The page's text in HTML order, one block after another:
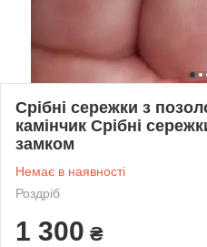
Срібні сережки з
камінчик Срібні
замком
Немає в наявності
Роздріб
1 300 ₴